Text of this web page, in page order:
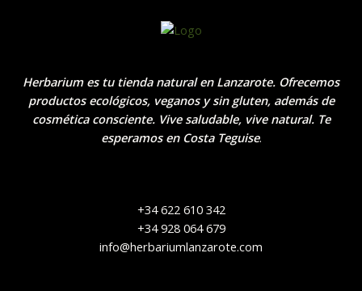
Herbarium es tu tienda natural en Lanzarote. Ofrecemos
productos ecológicos, veganos y sin gluten, además de
cosmética consciente. Vive saludable, vive natural. Te
esperamos en Costa Teguise.
+34 622 610 342
+34 928 064 679
info@herbariumlanzarote.com